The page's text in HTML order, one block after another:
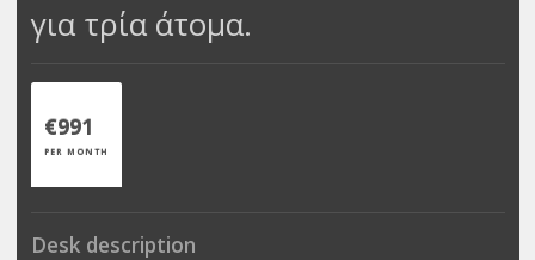
για τρία άτομα.
€991
PER MONTH
Desk description